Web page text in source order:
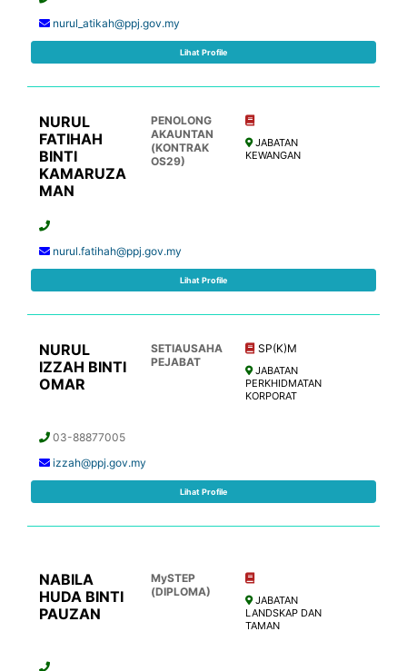
nurul_atikah@ppj.gov.my
Lihat Profile
NURUL
FATIHAH
BINTI
KAMARUZA
MAN
PENOLONG
AKAUNTAN
(KONTRAK
OS29)
JABATAN
KEWANGAN
nurul.fatihah@ppj.gov.my
Lihat Profile
NURUL
IZZAH BINTI
OMAR
SETIAUSAHA
PEJABAT
SP(K)M
JABATAN
PERKHIDMATAN
KORPORAT
03-88877005
izzah@ppj.gov.my
Lihat Profile
NABILA
HUDA BINTI
PAUZAN
MySTEP
(DIPLOMA)
JABATAN
LANDSKAP DAN
TAMAN